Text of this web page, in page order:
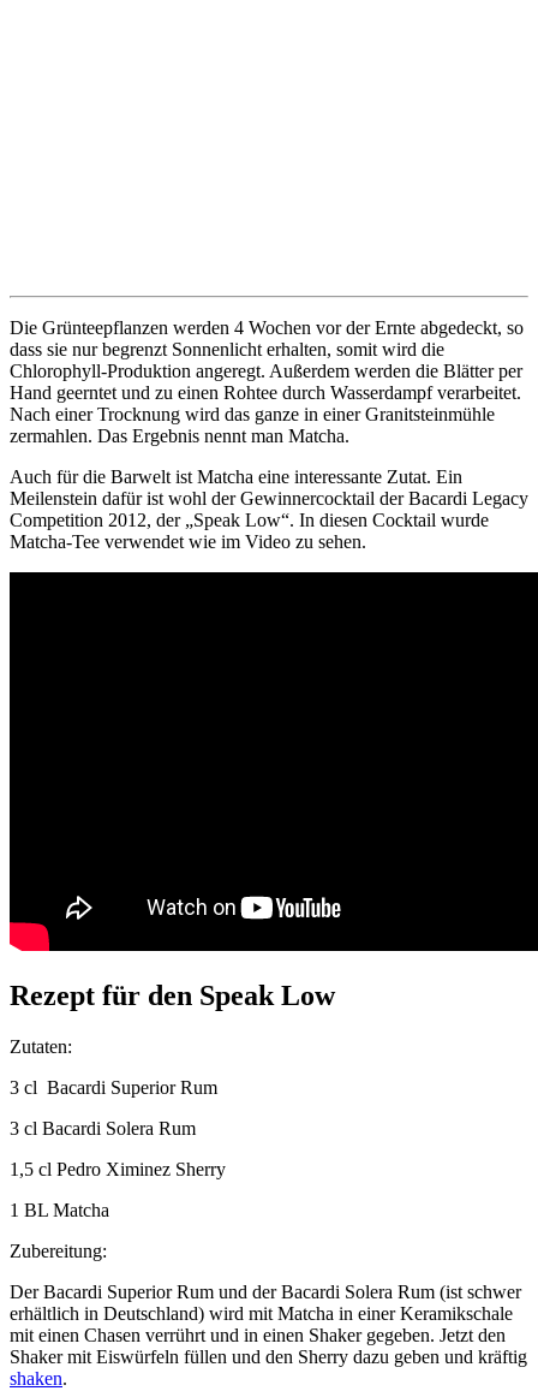
Die Grünteepflanzen werden 4 Wochen vor der Ernte abgedeckt, so
dass sie nur begrenzt Sonnenlicht erhalten, somit wird die
Chlorophyll-Produktion angeregt. Außerdem werden die Blätter per
Hand geerntet und zu einen Rohtee durch Wasserdampf verarbeitet.
Nach einer Trocknung wird das ganze in einer Granitsteinmühle
zermahlen. Das Ergebnis nennt man Matcha.
Auch für die Barwelt ist Matcha eine interessante Zutat. Ein
Meilenstein dafür ist wohl der Gewinnercocktail der Bacardi Legacy
Competition 2012, der „Speak Low“. In diesen Cocktail wurde
Matcha-Tee verwendet wie im Video zu sehen.
Rezept für den Speak Low
Zutaten:
3 cl Bacardi Superior Rum
3 cl Bacardi Solera Rum
1,5 cl Pedro Ximinez Sherry
1 BL Matcha
Zubereitung:
Der Bacardi Superior Rum und der Bacardi Solera Rum (ist schwer
erhältlich in Deutschland) wird mit Matcha in einer Keramikschale
mit einen Chasen verrührt und in einen Shaker gegeben. Jetzt den
Shaker mit Eiswürfeln füllen und den Sherry dazu geben und kräftig
shaken.